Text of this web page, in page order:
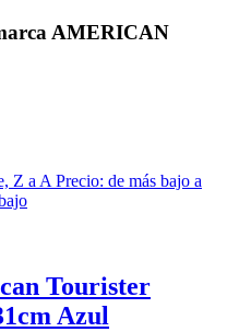
AMERICAN
Z a APrecio: de más bajo a
Tourister
Azul